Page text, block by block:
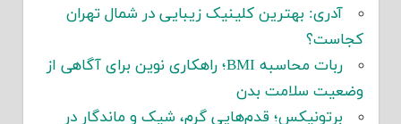
آدری: بهترین کلینیک زیبایی در شمال تهران
کجاست؟
ربات محاسبه BMI؛ راهکاری نوین برای آگاهی از
وضعیت سلامت بدن
برتونیکس؛ قدم‌هایی گرم، شیک و ماندگار در